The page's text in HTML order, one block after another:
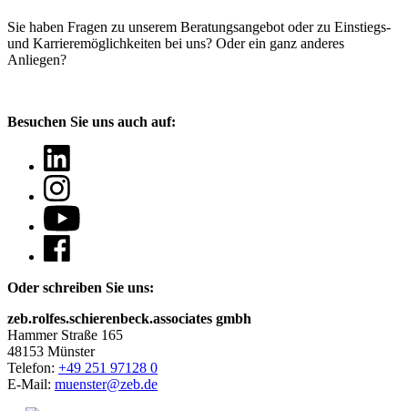
Sie haben Fragen zu unserem Beratungsangebot oder zu Einstiegs-
und Karrieremöglichkeiten bei uns? Oder ein ganz anderes
Anliegen?
Besuchen Sie uns auch auf:
Oder schreiben Sie uns:
zeb.rolfes.schierenbeck.associates gmbh
Hammer Straße 165
48153 Münster
Telefon: +49 251 97128 0
E-Mail: muenster@zeb.de